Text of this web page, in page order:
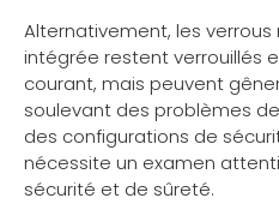
Alternativement, les
intégrée restent verrouillés
courant, mais peuvent
soulevant des problèmes
des configurations de
nécessite un examen
sécurité et de sûreté.